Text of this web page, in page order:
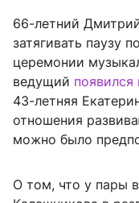
66-летний
затягивать паузу
церемонии
ведущий появился
43-летняя
отношения
можно было
О том, что у пары